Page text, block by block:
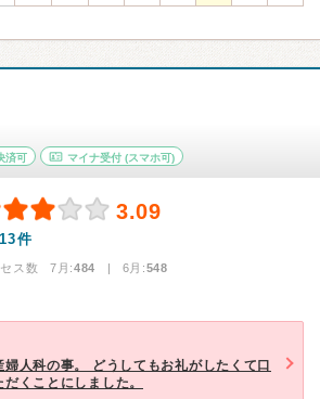
済可 マイナ受付 (スマホ可)
3.09
13件
セス数 7月:484 | 6月:548
人科の事。 どうしてもお礼がしたくて口
くことにしました。